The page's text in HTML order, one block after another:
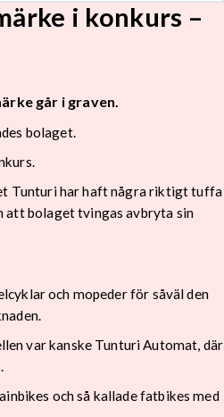
i konkurs –
går i graven.
bolaget.
Tunturi har haft några riktigt tuffa
att bolaget tvingas avbryta sin
och mopeder för såväl den
var kanske Tunturi Automat, där
och så kallade fatbikes med